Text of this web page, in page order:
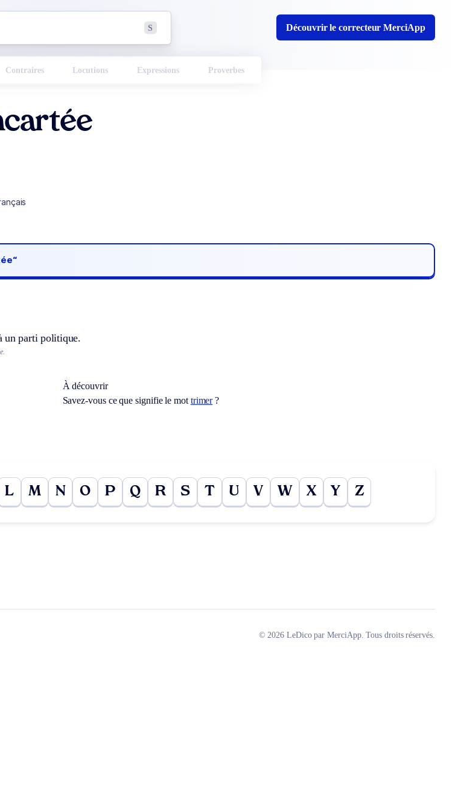
S Découvrir le correcteur MerciApp
Contraires Locutions Expressions Proverbes
un parti politique.
À découvrir
Savez-vous ce que signifie le mot trimer?
L M N O P Q R S T U V W X Y Z
© 2026 LeDico par MerciApp. Tous droits réservés.